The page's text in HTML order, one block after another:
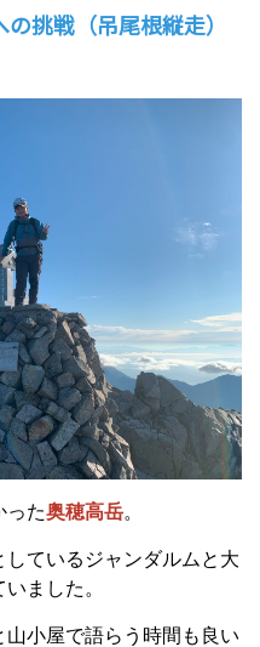
挑戦（吊尾根縦走）
った奥穂高岳。
ているジャンダルムと大
ました。
小屋で語らう時間も良い